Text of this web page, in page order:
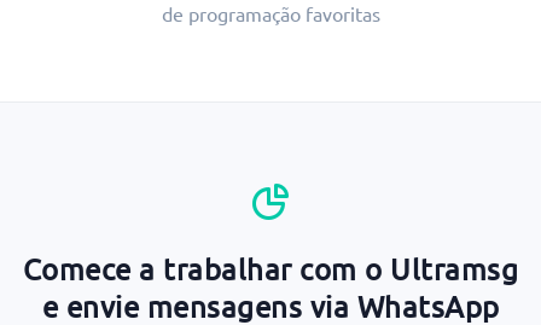
de programação favoritas
Comece a trabalhar com o Ultramsg
e envie mensagens via WhatsApp